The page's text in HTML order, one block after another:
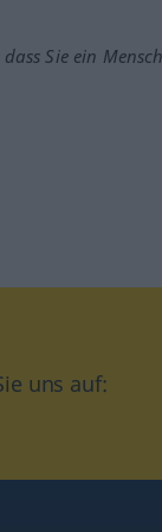
Sie ein
uns auf: